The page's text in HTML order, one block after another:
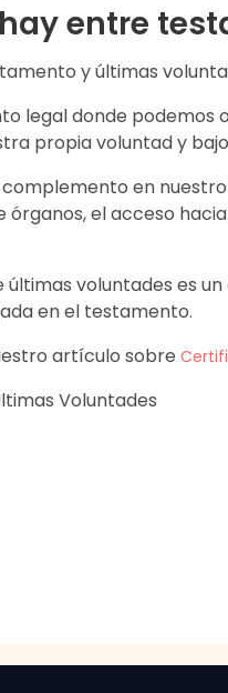
entre
y últimas
legal donde podemos
propia voluntad y
complemento en
el acceso
últimas voluntades es
en el testamento.
artículo sobre
Voluntades